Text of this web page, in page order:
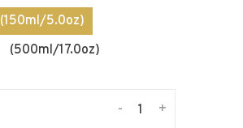
(150ml/5.0oz)
(500ml/17.0oz)
+
-